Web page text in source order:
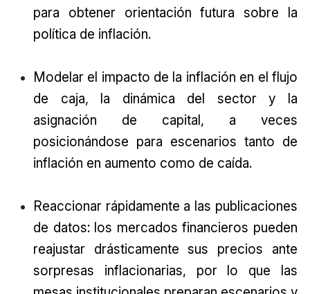
para obtener orientación futura sobre la
política de inflación.
Modelar el impacto de la inflación en el flujo
de caja, la dinámica del sector y la
asignación de capital, a veces
posicionándose para escenarios tanto de
inflación en aumento como de caída.
Reaccionar rápidamente a las publicaciones
de datos: los mercados financieros pueden
reajustar drásticamente sus precios ante
sorpresas inflacionarias, por lo que las